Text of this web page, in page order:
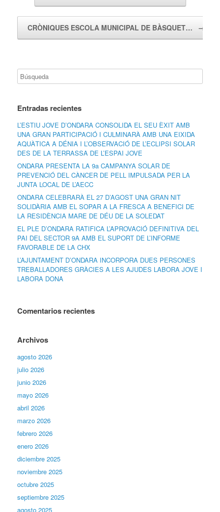
CRÒNIQUES ESCOLA MUNICIPAL DE BÀSQUET… →
Entradas recientes
L’ESTIU JOVE D’ONDARA CONSOLIDA EL SEU ÈXIT AMB
UNA GRAN PARTICIPACIÓ I CULMINARÀ AMB UNA EIXIDA
AQUÀTICA A DÉNIA I L’OBSERVACIÓ DE L’ECLIPSI SOLAR
DES DE LA TERRASSA DE L’ESPAI JOVE
ONDARA PRESENTA LA 9a CAMPANYA SOLAR DE
PREVENCIÓ DEL CÀNCER DE PELL IMPULSADA PER LA
JUNTA LOCAL DE L’AECC
ONDARA CELEBRARÀ EL 27 D’AGOST UNA GRAN NIT
SOLIDÀRIA AMB EL SOPAR A LA FRESCA A BENEFICI DE
LA RESIDÈNCIA MARE DE DÉU DE LA SOLEDAT
EL PLE D’ONDARA RATIFICA L’APROVACIÓ DEFINITIVA DEL
PAI DEL SECTOR 9A AMB EL SUPORT DE L’INFORME
FAVORABLE DE LA CHX
L’AJUNTAMENT D’ONDARA INCORPORA DUES PERSONES
TREBALLADORES GRÀCIES A LES AJUDES LABORA JOVE I
LABORA DONA
Comentarios recientes
Archivos
agosto 2026
julio 2026
junio 2026
mayo 2026
abril 2026
marzo 2026
febrero 2026
enero 2026
diciembre 2025
noviembre 2025
octubre 2025
septiembre 2025
agosto 2025